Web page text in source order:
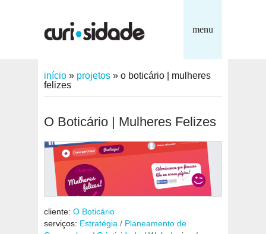
menu
início » projetos » o boticário | mulheres
felizes
O Boticário | Mulheres Felizes
cliente: O Boticário
serviços: Estratégia / Planeamento de